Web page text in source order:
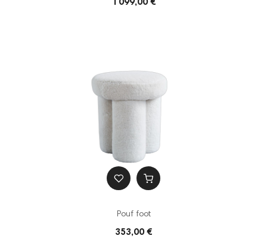
1 099,00 €
Pouf foot
353,00 €